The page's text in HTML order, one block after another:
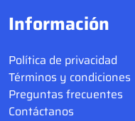
Información
Política de privacidad
Términos y condiciones
Preguntas frecuentes
Contáctanos